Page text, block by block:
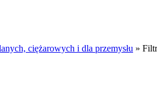
ciężarowych i dla przemysłu »